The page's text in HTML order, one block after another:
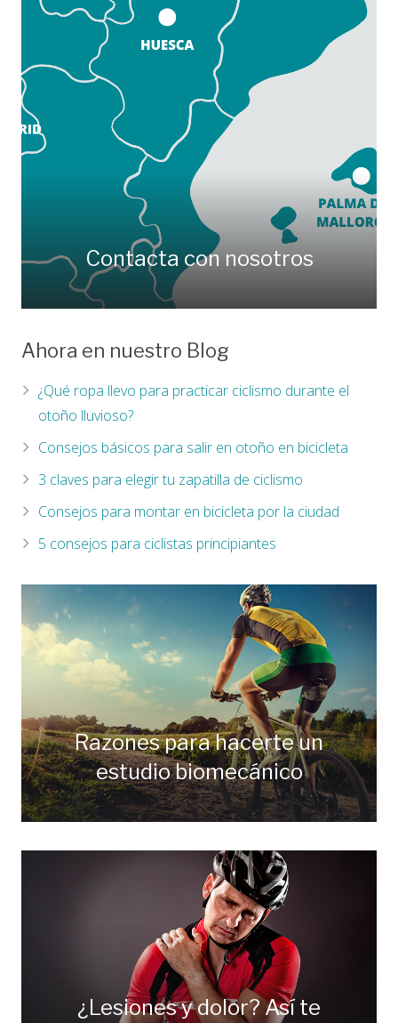
Contacta con nosotros
Ahora en nuestro Blog
¿Qué ropa llevo para practicar ciclismo durante el
otoño lluvioso?
Consejos básicos para salir en otoño en bicicleta
3 claves para elegir tu zapatilla de ciclismo
Consejos para montar en bicicleta por la ciudad
5 consejos para ciclistas principiantes
Razones para hacerte un
estudio biomecánico
¿Lesiones y dolor? Así te